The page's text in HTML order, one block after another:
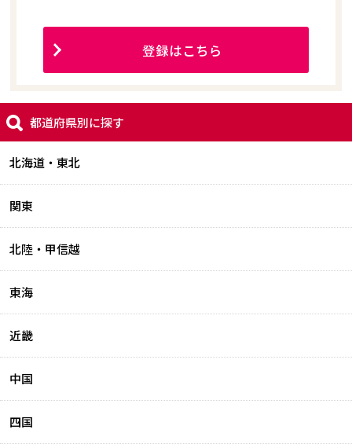
登録はこちら
都道府県別に探す
北海道・東北
関東
北陸・甲信越
東海
近畿
中国
四国